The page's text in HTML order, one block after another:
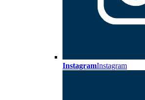
InstagramInstagram